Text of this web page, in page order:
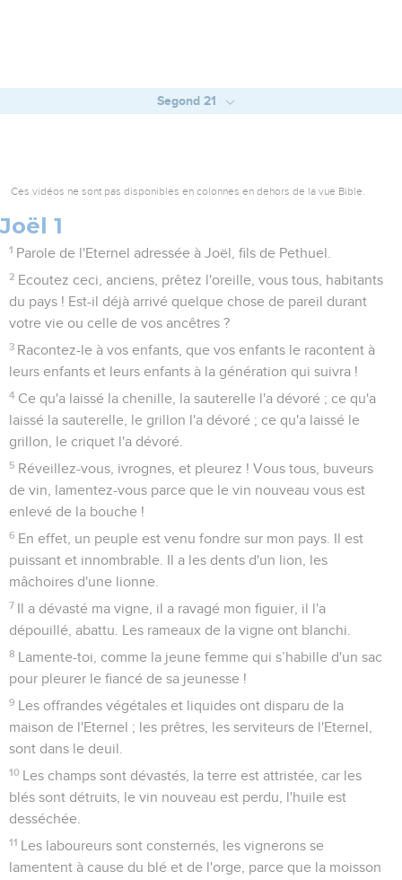
Segond 21
Ces vidéos ne sont pas disponibles en colonnes en dehors de la vue Bible.
Joël 1
1 Parole de l'Eternel adressée à Joël, fils de Pethuel.
2 Ecoutez ceci, anciens, prêtez l'oreille, vous tous, habitants
du pays ! Est-il déjà arrivé quelque chose de pareil durant
votre vie ou celle de vos ancêtres ?
3 Racontez-le à vos enfants, que vos enfants le racontent à
leurs enfants et leurs enfants à la génération qui suivra !
4 Ce qu'a laissé la chenille, la sauterelle l'a dévoré ; ce qu'a
laissé la sauterelle, le grillon l'a dévoré ; ce qu'a laissé le
grillon, le criquet l'a dévoré.
5 Réveillez-vous, ivrognes, et pleurez ! Vous tous, buveurs
de vin, lamentez-vous parce que le vin nouveau vous est
enlevé de la bouche !
6 En effet, un peuple est venu fondre sur mon pays. Il est
puissant et innombrable. Il a les dents d'un lion, les
mâchoires d'une lionne.
7 Il a dévasté ma vigne, il a ravagé mon figuier, il l'a
dépouillé, abattu. Les rameaux de la vigne ont blanchi.
8 Lamente-toi, comme la jeune femme qui s’habille d'un sac
pour pleurer le fiancé de sa jeunesse !
9 Les offrandes végétales et liquides ont disparu de la
maison de l'Eternel ; les prêtres, les serviteurs de l'Eternel,
sont dans le deuil.
10 Les champs sont dévastés, la terre est attristée, car les
blés sont détruits, le vin nouveau est perdu, l'huile est
desséchée.
11 Les laboureurs sont consternés, les vignerons se
lamentent à cause du blé et de l'orge, parce que la moisson